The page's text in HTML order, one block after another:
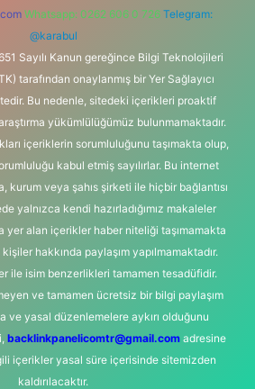
Whatsapp: 0262 606 0 726 Telegram:
@karabul
Sayılı Kanun gereğince Bilgi Teknolojileri
tarafından onaylanmış bir Yer Sağlayıcı
Bu nedenle, sitedeki içerikleri proaktif
yükümlülüğümüz bulunmamaktadır.
içeriklerin sorumluluğunu taşımakta olup,
kabul etmiş sayılırlar. Bu internet
kurum veya şahıs şirketi ile hiçbir bağlantısı
yalnızca kendi hazırladığımız makaleler
yer alan içerikler haber niteliği taşımamakta
hakkında paylaşım yapılmamaktadır.
ile isim benzerlikleri tamamen tesadüfidir.
ve tamamen ücretsiz bir bilgi paylaşım
ve yasal düzenlemelere aykırı olduğunu
backlinkpanelicomtr@gmail.comadresine
içerikler yasal süre içerisinde sitemizden
kaldırılacaktır.